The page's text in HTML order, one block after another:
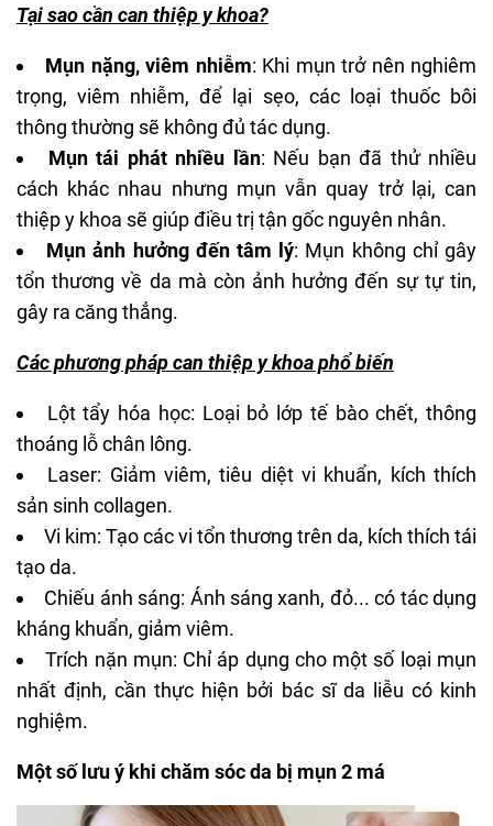
Tại sao cần can thiệp y khoa?
Mụn nặng, viêm nhiễm: Khi mụn trở nên nghiêm
trọng, viêm nhiễm, để lại sẹo, các loại thuốc bôi
thông thường sẽ không đủ tác dụng.
Mụn tái phát nhiều lần: Nếu bạn đã thử nhiều
cách khác nhau nhưng mụn vẫn quay trở lại, can
thiệp y khoa sẽ giúp điều trị tận gốc nguyên nhân.
Mụn ảnh hưởng đến tâm lý: Mụn không chỉ gây
tổn thương về da mà còn ảnh hưởng đến sự tự tin,
gây ra căng thẳng.
Các phương pháp can thiệp y khoa phổ biến
Lột tẩy hóa học: Loại bỏ lớp tế bào chết, thông
thoáng lỗ chân lông.
Laser: Giảm viêm, tiêu diệt vi khuẩn, kích thích
sản sinh collagen.
Vi kim: Tạo các vi tổn thương trên da, kích thích tái
tạo da.
Chiếu ánh sáng: Ánh sáng xanh, đỏ... có tác dụng
kháng khuẩn, giảm viêm.
Trích nặn mụn: Chỉ áp dụng cho một số loại mụn
nhất định, cần thực hiện bởi bác sĩ da liễu có kinh
nghiệm.
Một số lưu ý khi chăm sóc da bị mụn 2 má